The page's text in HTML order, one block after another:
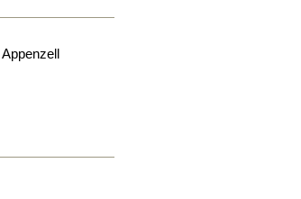
Appenzell